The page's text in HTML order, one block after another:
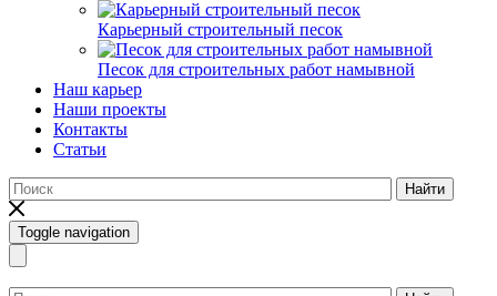
Карьерный строительный песок
Песок для строительных работ намывной
Наш карьер
Наши проекты
Контакты
Статьи
Найти
Toggle navigation